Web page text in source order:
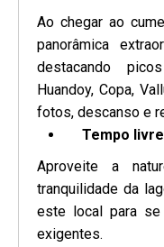
Ao chegar ao
panorâmica
destacando
Huandoy, Copa,
fotos, descanso e
Tempo
Aproveite a
tranquilidade da
este local para
exigentes.